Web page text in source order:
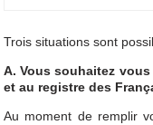
Trois situations sont
A. Vous souhaitez
et au registre des
Au moment de remplir